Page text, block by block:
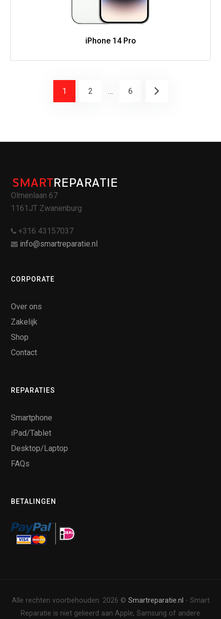
iPhone 14 Pro
1 2 … 6
Olmenlaan 67
1161JT Zwanenburg
+316 43157037
info@smartreparatie.nl
CORPORATE
Over ons
Zakelijk
Shop
Contact
REPARATIES
Smartphone
iPad/Tablet
Desktop/Laptop
FAQs
BETALINGEN
Alle rechten voorbehouden. 2026 © Smartreparatie.nl - Smart
Reparatie is niet gelieerd aan Apple, Samsung of andere